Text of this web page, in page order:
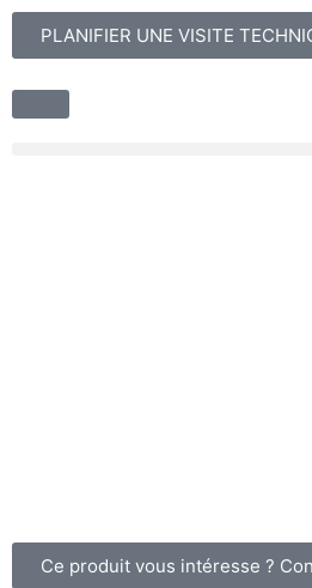
PLANIFIER UNE VISITE
Ce produit vous intéresse ?